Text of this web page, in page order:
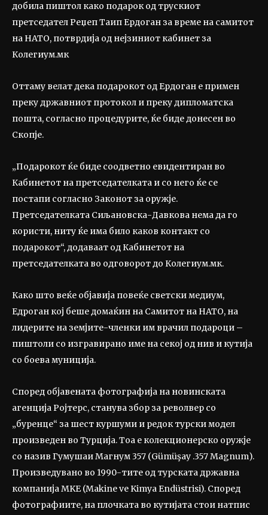
добила пиштол како подарок од трускиот
претседател Реџеп Таип Ердоган за време на самитот
на НАТО, потврдија од нејзиниот кабинет за
Колегиум.мк
Оттаму велат дека подарокот од Ердоган е примен
преку државниот протокол и преку дипломатска
пошта, согласно процедурите, ќе биде донесен во
Скопје.
„Подарокот ќе биде соодветно евидентиран во
Кабинетот на претседателката и со него ќе се
постапи согласно Законот за оружје.
Претседателката Сиљановска-Давкова нема да го
користи, ниту ќе има било каков контакт со
подарокот“, додаваат од Кабинетот на
претседателката во одговорот до Колегиум.мк.
Како што веќе објавија повеќе светски медиум,
Едроган кој беше домаќин на Самитот на НАТО, на
лидерите на земјите-членки им врачил подароци –
пиштоли со изгравирано име на секој од нив и кутија
со боева муниција.
Според објавената фотографија на новинската
агенција Ројтерс, станува збор за револвер со
„буренце“ за шест куршуми и редок турски модел
произведен во Турција. Тоа е колекционерско оружје
со назив Гумушаи Магнум 357 (Gümüşay .357 Magnum).
Произведувано во 1990-тите од турската државна
компанија MKE (Makine ve Kimya Endüstrisi). Според
фотографиите, на плочката во кутијата стои натпис